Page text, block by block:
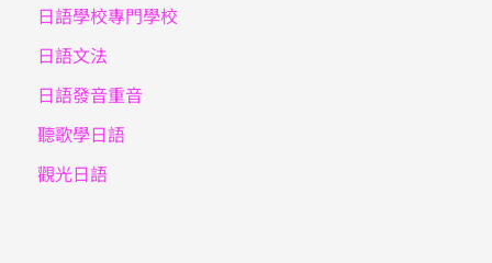
日語學校專門學校
日語文法
日語發音重音
聽歌學日語
觀光日語